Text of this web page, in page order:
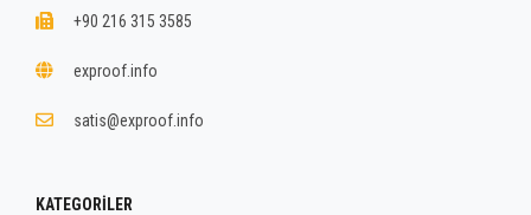
+90 216 315 3585
exproof.info
satis@exproof.info
KATEGORILER